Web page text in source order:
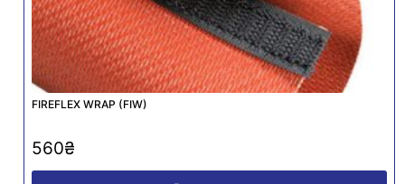
FIREFLEX WRAP (FIW)
560₴